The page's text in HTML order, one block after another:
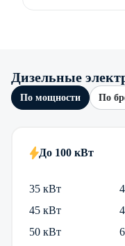
Дизельные
По мощности По
До 100 кВт
35 кВт
45 кВт
50 кВт